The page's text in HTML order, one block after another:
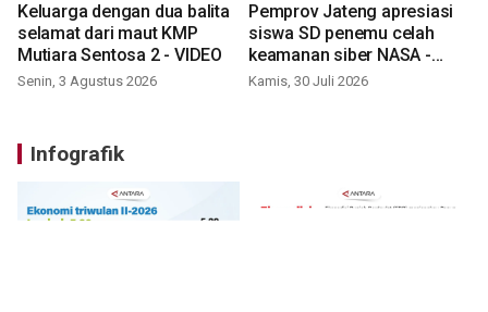
Keluarga dengan dua balita
selamat dari maut KMP
Mutiara Sentosa 2 - VIDEO
Senin, 3 Agustus 2026
Pemprov Jateng apresiasi
siswa SD penemu celah
keamanan siber NASA -
VIDEO
Kamis, 30 Juli 2026
Infografik